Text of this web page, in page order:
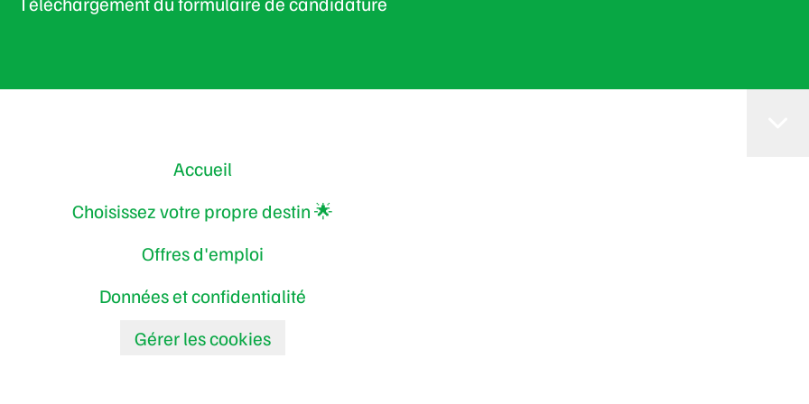
Accueil
Choisissez votre propre destin 🌟
Offres d'emploi
Données et confidentialité
Gérer les cookies